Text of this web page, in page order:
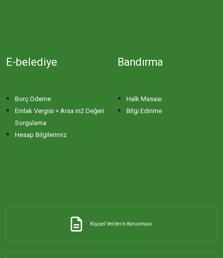
E-belediye
Borç Ödeme
Emlak Vergisi > Arsa m2 Değeri
Sorgulama
Hesap Bilgilerimiz
Bandırma
Halk Masası
Bilgi Edinme
Kişisel Verilerin Korunması